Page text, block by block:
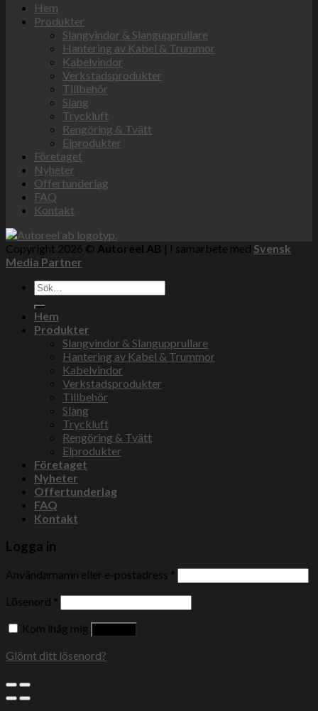
Hem
Produkter
Slangvindor & Slangupprullare
Hantering av Kabel & Trummor
Kabelvindor
Verkstadsprodukter
Tillbehör
Slang
Tryckluft
Rengöring & Tvätt
Elprodukter
Företaget
Nyheter
Offertunderlag
FAQ
Kontakt
Copyright 2026 © Autoreel AB | I samarbete med Svensk
Media Partner
Sök
efter:
Hem
Produkter
Slangvindor & Slangupprullare
Hantering av Kabel & Trummor
Kabelvindor
Verkstadsprodukter
Tillbehör
Slang
Tryckluft
Rengöring & Tvätt
Elprodukter
Företaget
Nyheter
Offertunderlag
FAQ
Kontakt
Logga in
Användarnamn eller e-postadress *
Lösenord *
Kom ihåg mig
Glömt ditt lösenord?